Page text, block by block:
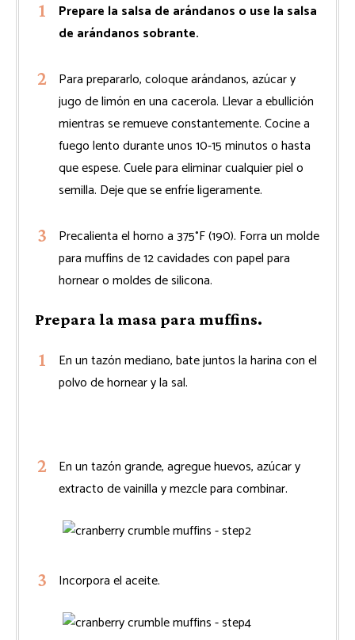
Prepare la salsa de arándanos o use la salsa
de arándanos sobrante.
Para prepararlo, coloque arándanos, azúcar y
jugo de limón en una cacerola. Llevar a ebullición
mientras se remueve constantemente. Cocine a
fuego lento durante unos 10-15 minutos o hasta
que espese. Cuele para eliminar cualquier piel o
semilla. Deje que se enfríe ligeramente.
Precalienta el horno a 375°F (190). Forra un molde
para muffins de 12 cavidades con papel para
hornear o moldes de silicona.
Prepara la masa para muffins.
En un tazón mediano, bate juntos la harina con el
polvo de hornear y la sal.
En un tazón grande, agregue huevos, azúcar y
extracto de vainilla y mezcle para combinar.
Incorpora el aceite.